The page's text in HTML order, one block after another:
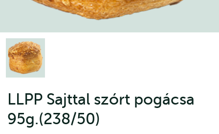
LLPP Sajttal szórt pogácsa
95g.(238/50)